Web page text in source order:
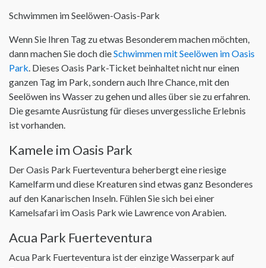
Schwimmen im Seelöwen-Oasis-Park
Wenn Sie Ihren Tag zu etwas Besonderem machen möchten,
dann machen Sie doch dieSchwimmen mit Seelöwen im Oasis
Park . Dieses Oasis Park-Ticket beinhaltet nicht nur einen
ganzen Tag im Park, sondern auch Ihre Chance, mit den
Seelöwen ins Wasser zu gehen und alles über sie zu erfahren.
Die gesamte Ausrüstung für dieses unvergessliche Erlebnis
ist vorhanden.
Kamele im Oasis Park
Der Oasis Park Fuerteventura beherbergt eine riesige
Kamelfarm und diese Kreaturen sind etwas ganz Besonderes
auf den Kanarischen Inseln. Fühlen Sie sich bei einer
Kamelsafari im Oasis Park wie Lawrence von Arabien.
Acua Park Fuerteventura
Acua Park Fuerteventura ist der einzige Wasserpark auf